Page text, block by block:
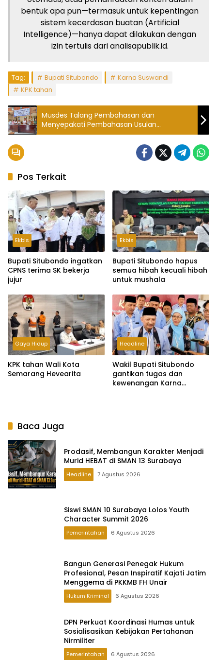
bentuk apa pun—termasuk untuk kepentingan
sistem kecerdasan buatan (Artificial
Intelligence)—hanya dapat dilakukan dengan
izin tertulis dari analisapublik.id.
Tag: Bupati Situbondo
Karna Suswandi
KPK tahan
Musdes Talang Pembahasan dan
Menyepakati Pembahasan Usulan
RKPDesaTA 2026,
Pos Terkait
Ekbis
Bupati Situbondo ingatkan
CPNS terima SK bekerja
jujur
Ekbis
Bupati Situbondo hapus
semua hibah kecuali hibah
untuk mushala
Gaya Hidup
KPK tahan Wali Kota
Semarang Hevearita
Headline
Wakil Bupati Situbondo
gantikan tugas dan
kewenangan Karna
Baca Juga
Prodasif, Membangun Karakter Menjadi
Murid HEBAT di SMAN 13 Surabaya
Headline 7 Agustus 2026
Siswi SMAN 10 Surabaya Lolos Youth
Character Summit 2026
Pemerintahan 6 Agustus 2026
Bangun Generasi Penegak Hukum
Profesional, Pesan Inspiratif Kajati Jatim
Menggema di PKKMB FH Unair
Hukum Kriminal 6 Agustus 2026
DPN Perkuat Koordinasi Humas untuk
Sosialisasikan Kebijakan Pertahanan
Nirmiliter
Pemerintahan 6 Agustus 2026